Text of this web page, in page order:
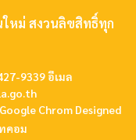
หม่ สงวนลิขสิทธิ์ทุก
9339 อีเมล
Google Chrom Designed
คอม